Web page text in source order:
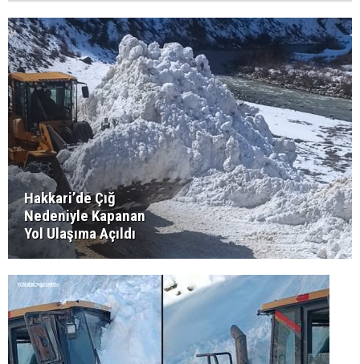
Hakkari’de Çığ
Nedeniyle Kapanan
Yol Ulaşıma Açıldı